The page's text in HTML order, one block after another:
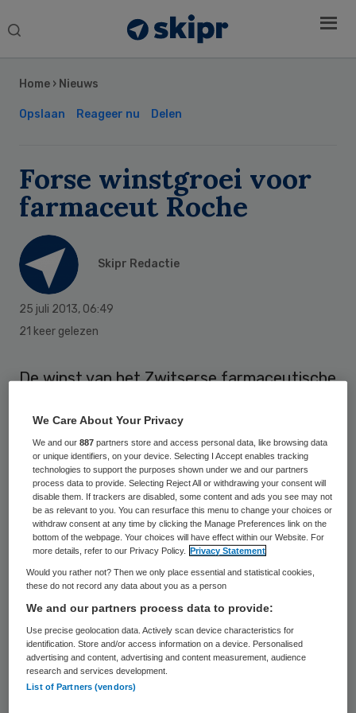
Search
Home › Nieuws
Opslaan Reageer nu Delen
Forse winstgroei voor
farmaceut Roche
Skipr Redactie
25 juli 2013, 06:49
21 keer gelezen
De winst van het Zwitserse farmaceutische
fors hoger uitgevallen dan een jaar eerder.
Dat maakte Roche, ’s werelds grootste
producent van geneesmiddelen tegen
kanker, donderdag bekend. De nettowinst
klom met 41 procent tot ruim 6 miljard frank
(ongeveer 4,9 miljard euro).
Het resultaat werd vooral gestuwd door
stijgende verkopen van geneesmiddelen,
waaronder de onlangs gelanceerde
borstkankermedicijnen Perjeta en Kadcyla.
De markt voor de drie belangrijkste
Sidebar
We Care About Your Privacy
We and our887 partners store and access personal data, like browsing data
or unique identifiers, on your device. Selecting I Accept enables tracking
technologies to support the purposes shown under we and our partners
process data to provide. Selecting Reject All or withdrawing your consent will
disable them. If trackers are disabled, some content and ads you see may not
be as relevant to you. You can resurface this menu to change your choices or
withdraw consent at any time by clicking the Manage Preferences link on the
bottom of the webpage. Your choices will have effect within our Website. For
more details, refer to our Privacy Policy.
Privacy Statement
Would you rather not? Then we only place essential and statistical cookies,
these do not record any data about you as a person
We and our partners process data to provide:
Use precise geolocation data. Actively scan device characteristics for
identification. Store and/or access information on a device. Personalised
advertising and content, advertising and content measurement, audience
research and services development.
List of Partners (vendors)